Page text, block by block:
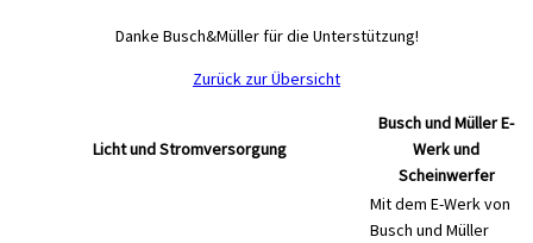
Danke Busch&Müller für die Unterstützung!
Zurück zur Übersicht
Licht und Stromversorgung
Busch und Müller E-
Werk und
Scheinwerfer
Mit dem E-Werk von
Busch und Müller